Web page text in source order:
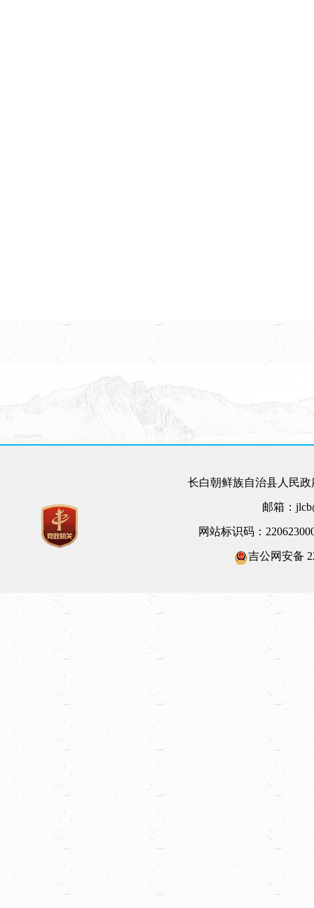
长白朝鲜族自治县人民
邮箱：
网站标识码：
吉公网安备